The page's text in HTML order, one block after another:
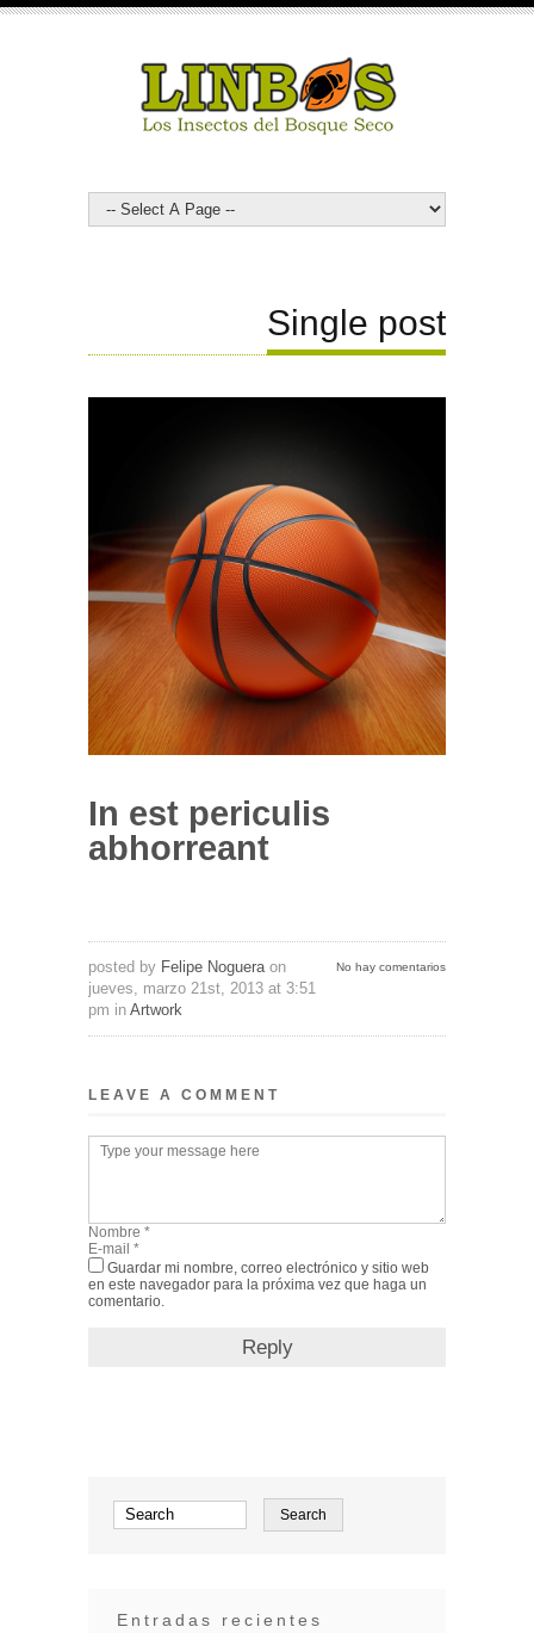
Single post
In est periculis
abhorreant
No hay comentarios
posted by Felipe Nogueraon
jueves, marzo 21st, 2013 at 3:51
pm in Artwork
LEAVE A COMMENT
Guardar mi nombre, correo electrónico y sitio web
en este navegador para la próxima vez que haga un
comentario.
Entradas recientes